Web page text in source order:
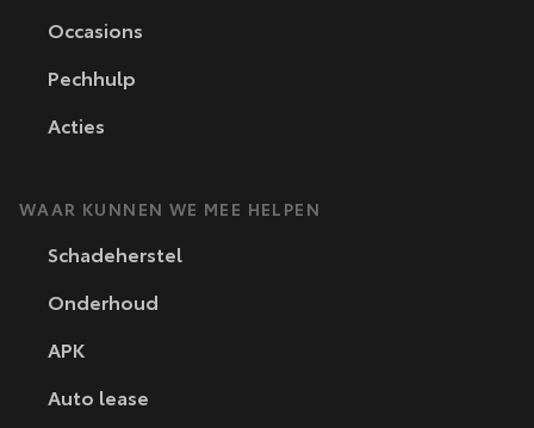
Occasions
Pechhulp
Acties
WAAR KUNNEN WE MEE HELPEN
Schadeherstel
Onderhoud
APK
Auto lease